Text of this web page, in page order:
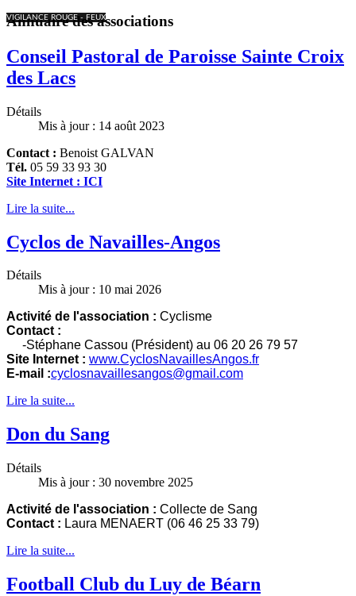
VIGILANCE ROUGE - FEUX
Annuaire des associations
Conseil Pastoral de Paroisse Sainte Croix
des Lacs
Détails
Mis à jour : 14 août 2023
Contact : Benoist GALVAN
Tél. 05 59 33 93 30
Site Internet : ICI
Lire la suite...
Cyclos de Navailles-Angos
Détails
Mis à jour : 10 mai 2026
Activité de l'association : Cyclisme
Contact :
-Stéphane Cassou (Président) au 06 20 26 79 57
Site Internet : www.CyclosNavaillesAngos.fr
E-mail :cyclosnavaillesangos@gmail.com
Lire la suite...
Don du Sang
Détails
Mis à jour : 30 novembre 2025
Activité de l'association : Collecte de Sang
Contact : Laura MENAERT (06 46 25 33 79)
Lire la suite...
Football Club du Luy de Béarn